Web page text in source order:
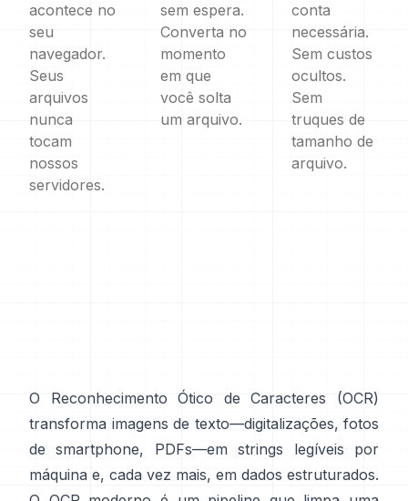
acontece no
seu
navegador.
Seus
arquivos
nunca
tocam
nossos
servidores.
sem espera.
Converta no
momento
em que
você solta
um arquivo.
conta
necessária.
Sem custos
ocultos.
Sem
truques de
tamanho de
arquivo.
O Reconhecimento Ótico de Caracteres (OCR)
transforma imagens de texto—digitalizações, fotos
de smartphone, PDFs—em strings legíveis por
máquina e, cada vez mais, em dados estruturados.